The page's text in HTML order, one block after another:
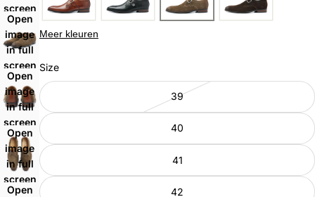
screen
Open
image
in full
screen
Open
image
in full
screen
Open
image
in full
screen
Open
Meer kleuren
Size
39
40
41
42